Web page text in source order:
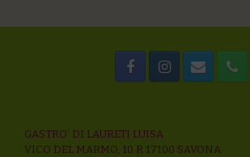
GASTRO’ DI LAURETI LUISA
VICO DEL MARMO, 10 R 17100 SAVONA